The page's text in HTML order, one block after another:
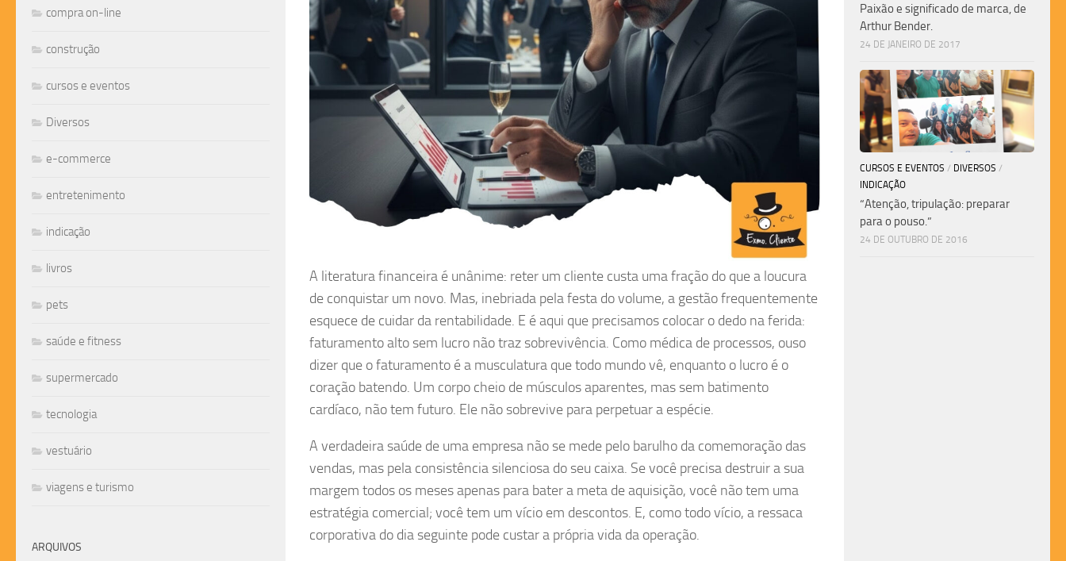
A literatura financeira é unânime: reter um cliente custa uma fração do que a loucura
de conquistar um novo. Mas, inebriada pela festa do volume, a gestão frequentemente
esquece de cuidar da rentabilidade. E é aqui que precisamos colocar o dedo na ferida:
faturamento alto sem lucro não traz sobrevivência. Como médica de processos, ouso
dizer que o faturamento é a musculatura que todo mundo vê, enquanto o lucro é o
coração batendo. Um corpo cheio de músculos aparentes, mas sem batimento
cardíaco, não tem futuro. Ele não sobrevive para perpetuar a espécie.
A verdadeira saúde de uma empresa não se mede pelo barulho da comemoração das
vendas, mas pela consistência silenciosa do seu caixa. Se você precisa destruir a sua
margem todos os meses apenas para bater a meta de aquisição, você não tem uma
estratégia comercial; você tem um vício em descontos. E, como todo vício, a ressaca
corporativa do dia seguinte pode custar a própria vida da operação.
compra on-line
construção
cursos e eventos
Diversos
e-commerce
entretenimento
indicação
livros
pets
saúde e fitness
supermercado
tecnologia
vestuário
viagens e turismo
ARQUIVOS
Paixão e significado de marca, de
Arthur Bender.
24 DE JANEIRO DE 2017
CURSOS E EVENTOS / DIVERSOS /
INDICAÇÃO
“Atenção, tripulação: preparar
para o pouso.”
24 DE OUTUBRO DE 2016